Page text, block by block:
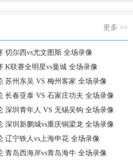
更多 >>
切尔西vs尤文图斯 全场录像
K联赛全明星vs曼城 全场录像
苏州东吴 VS 梅州客家 全场录像
长春亚泰 VS 石家庄功夫 全场录像
深圳青年人 VS 无锡吴钩 全场录像
深圳新鹏城vs重庆铜梁龙 全场录像
辽宁铁人vs上海申花 全场录像
青岛西海岸vs青岛海牛 全场录像